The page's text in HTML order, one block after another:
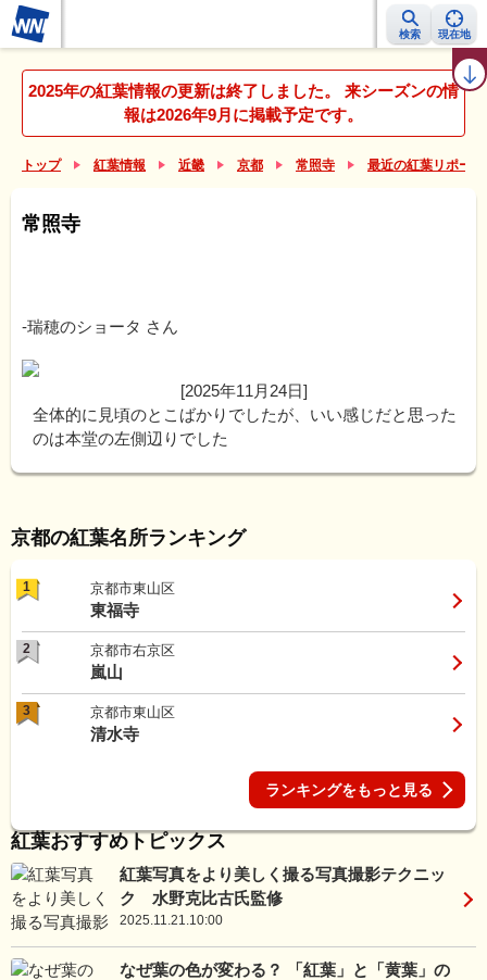
検索 現在地
紅葉レーダー 紅葉ニュース 京都 見頃カレンダー 名所ランキング
2025年の紅葉情報の更新は終了しました。 来シーズンの情
報は2026年9月に掲載予定です。
トップ 紅葉情報 近畿 京都 常照寺 最近の紅葉リポー
常照寺
-瑞穂のショータ さん
[2025年11月24日]
全体的に見頃のとこばかりでしたが、いい感じだと思った
のは本堂の左側辺りでした
京都の紅葉名所ランキング
1 京都市東山区
東福寺
2 京都市右京区
嵐山
3 京都市東山区
清水寺
ランキングをもっと見る
紅葉おすすめトピックス
紅葉写真をより美しく撮る写真撮影テクニッ
ク 水野克比古氏監修
2025.11.21.10:00
なぜ葉の色が変わる？ 「紅葉」と「黄葉」の